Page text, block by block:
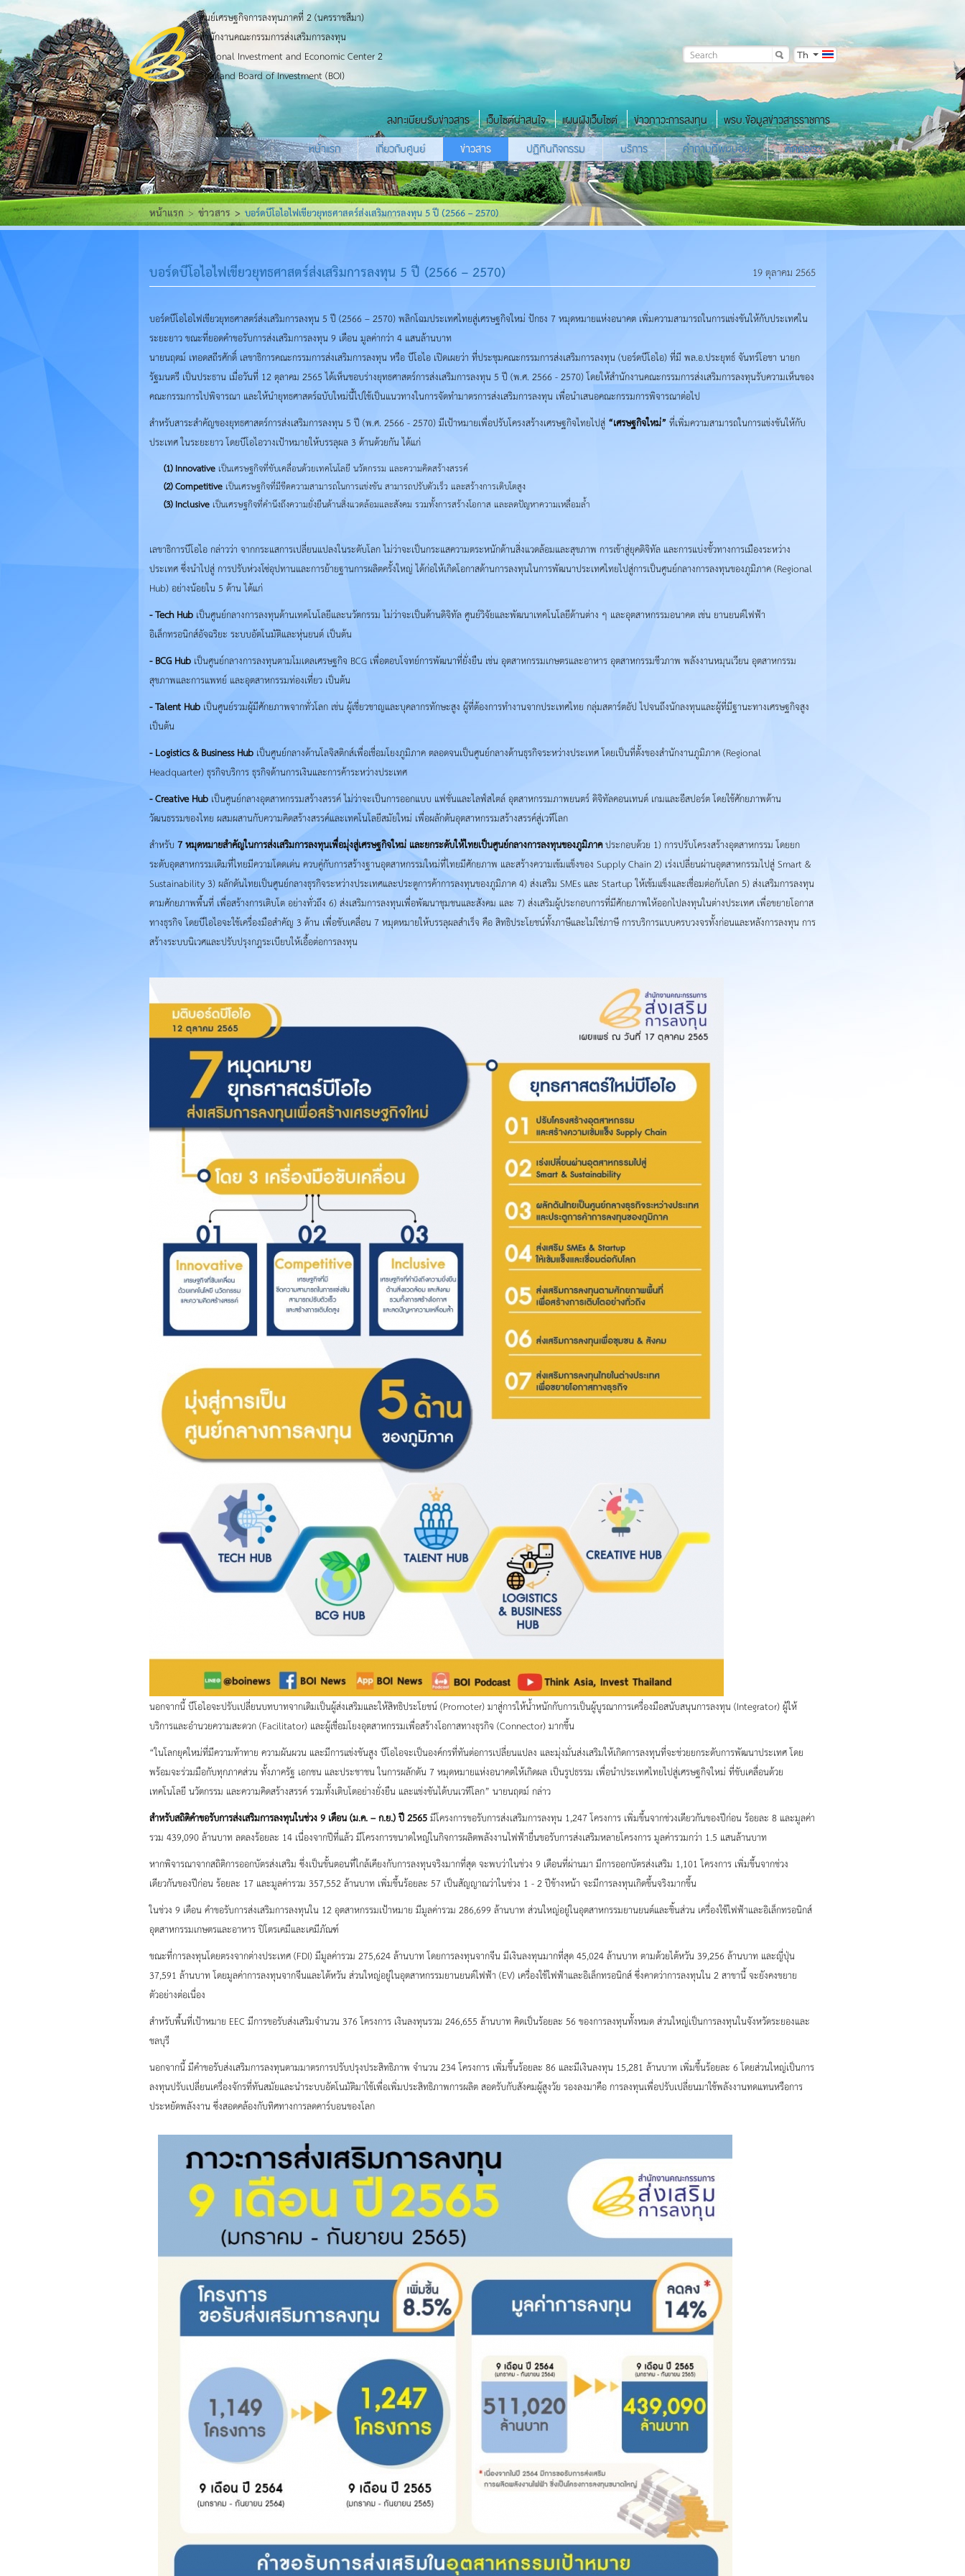
ศูนย์เศรษฐกิจการลงทุนภาคที่ 2 (นครราชสีมา)
สำนักงานคณะกรรมการส่งเสริมการลงทุน
Regional Investment and Economic Center 2
Thailand Board of Investment (BOI)
Th
ลงทะเบียนรับข่าวสาร เว็บไซต์น่าสนใจ แผนผังเว็บไซต์ ข่าวภาวะการลงทุน
พรบ.ข้อมูลข่าวสารราชการ
หน้าแรก
เกี่ยวกับศูนย์ ข่าวสาร ปฏิทินกิจกรรม บริการ คำถามที่พบบ่อย ติดต่อเรา
หน้าแรก ข่าวสาร บอร์ดบีโอไอไฟเขียวยุทธศาสตร์ส่งเสริมการลงทุน 5 ปี (2566 – 2570)
บอร์ดบีโอไอไฟเขียวยุทธศาสตร์ส่งเสริมการลงทุน 5 ปี (2566 – 2570) 19 ตุลาคม 2565
บอร์ดบีโอไอไฟเขียวยุทธศาสตร์ส่งเสริมการลงทุน 5 ปี (2566 – 2570) พลิกโฉมประเทศไทยสู่เศรษฐกิจใหม่ ปักธง 7 หมุดหมายแห่งอนาคต เพิ่มความสามารถในการแข่งขันให้กับประเทศใน
ระยะยาว ขณะที่ยอดคำขอรับการส่งเสริมการลงทุน 9 เดือน มูลค่ากว่า 4 แสนล้านบาท
นายนฤตม์ เทอดสถีรศักดิ์ เลขาธิการคณะกรรมการส่งเสริมการลงทุน หรือ บีโอไอ เปิดเผยว่า ที่ประชุมคณะกรรมการส่งเสริมการลงทุน (บอร์ดบีโอไอ) ที่มี พล.อ.ประยุทธ์ จันทร์โอชา นายก
รัฐมนตรี เป็นประธาน เมื่อวันที่ 12 ตุลาคม 2565 ได้เห็นชอบร่างยุทธศาสตร์การส่งเสริมการลงทุน 5 ปี (พ.ศ. 2566 - 2570) โดยให้สำนักงานคณะกรรมการส่งเสริมการลงทุนรับความเห็นของ
คณะกรรมการไปพิจารณา และให้นำยุทธศาสตร์ฉบับใหม่นี้ไปใช้เป็นแนวทางในการจัดทำมาตรการส่งเสริมการลงทุน เพื่อนำเสนอคณะกรรมการพิจารณาต่อไป
สำหรับสาระสำคัญของยุทธศาสตร์การส่งเสริมการลงทุน 5 ปี (พ.ศ. 2566 - 2570) มีเป้าหมายเพื่อปรับโครงสร้างเศรษฐกิจไทยไปสู่ “เศรษฐกิจใหม่”ที่เพิ่มความสามารถในการแข่งขันให้กับ
ประเทศ ในระยะยาว โดยบีโอไอวางเป้าหมายให้บรรลุผล 3 ด้านด้วยกัน ได้แก่
(1) Innovative เป็นเศรษฐกิจที่ขับเคลื่อนด้วยเทคโนโลยี นวัตกรรม และความคิดสร้างสรรค์
(2) Competitive เป็นเศรษฐกิจที่มีขีดความสามารถในการแข่งขัน สามารถปรับตัวเร็ว และสร้างการเติบโตสูง
(3) Inclusive เป็นเศรษฐกิจที่คำนึงถึงความยั่งยืนด้านสิ่งแวดล้อมและสังคม รวมทั้งการสร้างโอกาส และลดปัญหาความเหลื่อมล้ำ
เลขาธิการบีโอไอ กล่าวว่า จากกระแสการเปลี่ยนแปลงในระดับโลก ไม่ว่าจะเป็นกระแสความตระหนักด้านสิ่งแวดล้อมและสุขภาพ การเข้าสู่ยุคดิจิทัล และการแบ่งขั้วทางการเมืองระหว่าง
ประเทศ ซึ่งนำไปสู่ การปรับห่วงโซ่อุปทานและการย้ายฐานการผลิตครั้งใหญ่ ได้ก่อให้เกิดโอกาสด้านการลงทุนในการพัฒนาประเทศไทยไปสู่การเป็นศูนย์กลางการลงทุนของภูมิภาค (Regional
Hub) อย่างน้อยใน 5 ด้าน ได้แก่
- Tech Hub เป็นศูนย์กลางการลงทุนด้านเทคโนโลยีและนวัตกรรม ไม่ว่าจะเป็นด้านดิจิทัล ศูนย์วิจัยและพัฒนาเทคโนโลยีด้านต่าง ๆ และอุตสาหกรรมอนาคต เช่น ยานยนต์ไฟฟ้า
อิเล็กทรอนิกส์อัจฉริยะ ระบบอัตโนมัติและหุ่นยนต์ เป็นต้น
- BCG Hub เป็นศูนย์กลางการลงทุนตามโมเดลเศรษฐกิจ BCG เพื่อตอบโจทย์การพัฒนาที่ยั่งยืน เช่น อุตสาหกรรมเกษตรและอาหาร อุตสาหกรรมชีวภาพ พลังงานหมุนเวียน อุตสาหกรรม
สุขภาพและการแพทย์ และอุตสาหกรรมท่องเที่ยว เป็นต้น
- Talent Hub เป็นศูนย์รวมผู้มีศักยภาพจากทั่วโลก เช่น ผู้เชี่ยวชาญและบุคลากรทักษะสูง ผู้ที่ต้องการทำงานจากประเทศไทย กลุ่มสตาร์ตอัป ไปจนถึงนักลงทุนและผู้ที่มีฐานะทางเศรษฐกิจสูง
เป็นต้น
- Logistics & Business Hub เป็นศูนย์กลางด้านโลจิสติกส์เพื่อเชื่อมโยงภูมิภาค ตลอดจนเป็นศูนย์กลางด้านธุรกิจระหว่างประเทศ โดยเป็นที่ตั้งของสำนักงานภูมิภาค (Regional
Headquarter) ธุรกิจบริการ ธุรกิจด้านการเงินและการค้าระหว่างประเทศ
- Creative Hub เป็นศูนย์กลางอุตสาหกรรมสร้างสรรค์ ไม่ว่าจะเป็นการออกแบบ แฟชั่นและไลฟ์สไตล์ อุตสาหกรรมภาพยนตร์ ดิจิทัลคอนเทนต์ เกมและอีสปอร์ต โดยใช้ศักยภาพด้าน
วัฒนธรรมของไทย ผสมผสานกับความคิดสร้างสรรค์และเทคโนโลยีสมัยใหม่ เพื่อผลักดันอุตสาหกรรมสร้างสรรค์สู่เวทีโลก
สำหรับ 7 หมุดหมายสำคัญในการส่งเสริมการลงทุนเพื่อมุ่งสู่เศรษฐกิจใหม่ และยกระดับให้ไทยเป็นศูนย์กลางการลงทุนของภูมิภาคประกอบด้วย 1) การปรับโครงสร้างอุตสาหกรรม โดยยก
ระดับอุตสาหกรรมเดิมที่ไทยมีความโดดเด่น ควบคู่กับการสร้างฐานอุตสาหกรรมใหม่ที่ไทยมีศักยภาพ และสร้างความเข้มแข็งของ Supply Chain 2) เร่งเปลี่ยนผ่านอุตสาหกรรมไปสู่ Smart &
Sustainability 3) ผลักดันไทยเป็นศูนย์กลางธุรกิจระหว่างประเทศและประตูการค้าการลงทุนของภูมิภาค 4) ส่งเสริม SMEs และ Startup ให้เข้มแข็งและเชื่อมต่อกับโลก 5) ส่งเสริมการลงทุน
ตามศักยภาพพื้นที่ เพื่อสร้างการเติบโต อย่างทั่วถึง 6) ส่งเสริมการลงทุนเพื่อพัฒนาชุมชนและสังคม และ 7) ส่งเสริมผู้ประกอบการที่มีศักยภาพให้ออกไปลงทุนในต่างประเทศ เพื่อขยายโอกาส
ทางธุรกิจ โดยบีไอไอจะใช้เครื่องมือสำคัญ 3 ด้าน เพื่อขับเคลื่อน 7 หมุดหมายให้บรรลุผลสำเร็จ คือ สิทธิประโยชน์ทั้งภาษีและไม่ใช่ภาษี การบริการแบบครบวงจรทั้งก่อนและหลังการลงทุน การ
สร้างระบบนิเวศและปรับปรุงกฎระเบียบให้เอื้อต่อการลงทุน
นอกจากนี้ บีโอไอจะปรับเปลี่ยนบทบาทจากเดิมเป็นผู้ส่งเสริมและให้สิทธิประโยชน์ (Promoter) มาสู่การให้น้ำหนักกับการเป็นผู้บูรณาการเครื่องมือสนับสนุนการลงทุน (Integrator) ผู้ให้
บริการและอำนวยความสะดวก (Facilitator) และผู้เชื่อมโยงอุตสาหกรรมเพื่อสร้างโอกาสทางธุรกิจ (Connector) มากขึ้น
“ในโลกยุคใหม่ที่มีความท้าทาย ความผันผวน และมีการแข่งขันสูง บีโอไอจะเป็นองค์กรที่ทันต่อการเปลี่ยนแปลง และมุ่งมั่นส่งเสริมให้เกิดการลงทุนที่จะช่วยยกระดับการพัฒนาประเทศ โดย
พร้อมจะร่วมมือกับทุกภาคส่วน ทั้งภาครัฐ เอกชน และประชาชน ในการผลักดัน 7 หมุดหมายแห่งอนาคตให้เกิดผล เป็นรูปธรรม เพื่อนำประเทศไทยไปสู่เศรษฐกิจใหม่ ที่ขับเคลื่อนด้วย
เทคโนโลยี นวัตกรรม และความคิดสร้างสรรค์ รวมทั้งเติบโตอย่างยั่งยืน และแข่งขันได้บนเวทีโลก” นายนฤตม์ กล่าว
สำหรับสถิติคำขอรับการส่งเสริมการลงทุนในช่วง 9 เดือน (ม.ค. – ก.ย.) ปี 2565มีโครงการขอรับการส่งเสริมการลงทุน 1,247 โครงการ เพิ่มขึ้นจากช่วงเดียวกันของปีก่อน ร้อยละ 8 และมูลค่า
รวม 439,090 ล้านบาท ลดลงร้อยละ 14 เนื่องจากปีที่แล้ว มีโครงการขนาดใหญ่ในกิจการผลิตพลังงานไฟฟ้ายื่นขอรับการส่งเสริมหลายโครงการ มูลค่ารวมกว่า 1.5 แสนล้านบาท
หากพิจารณาจากสถิติการออกบัตรส่งเสริม ซึ่งเป็นขั้นตอนที่ใกล้เคียงกับการลงทุนจริงมากที่สุด จะพบว่าในช่วง 9 เดือนที่ผ่านมา มีการออกบัตรส่งเสริม 1,101 โครงการ เพิ่มขึ้นจากช่วง
เดียวกันของปีก่อน ร้อยละ 17 และมูลค่ารวม 357,552 ล้านบาท เพิ่มขึ้นร้อยละ 57 เป็นสัญญาณว่าในช่วง 1 - 2 ปีข้างหน้า จะมีการลงทุนเกิดขึ้นจริงมากขึ้น
ในช่วง 9 เดือน คำขอรับการส่งเสริมการลงทุนใน 12 อุตสาหกรรมเป้าหมาย มีมูลค่ารวม 286,699 ล้านบาท ส่วนใหญ่อยู่ในอุตสาหกรรมยานยนต์และชิ้นส่วน เครื่องใช้ไฟฟ้าและอิเล็กทรอนิกส์
อุตสาหกรรมเกษตรและอาหาร ปิโตรเคมีและเคมีภัณฑ์
ขณะที่การลงทุนโดยตรงจากต่างประเทศ (FDI) มีมูลค่ารวม 275,624 ล้านบาท โดยการลงทุนจากจีน มีเงินลงทุนมากที่สุด 45,024 ล้านบาท ตามด้วยไต้หวัน 39,256 ล้านบาท และญี่ปุ่น
37,591 ล้านบาท โดยมูลค่าการลงทุนจากจีนและไต้หวัน ส่วนใหญ่อยู่ในอุตสาหกรรมยานยนต์ไฟฟ้า (EV) เครื่องใช้ไฟฟ้าและอิเล็กทรอนิกส์ ซึ่งคาดว่าการลงทุนใน 2 สาขานี้ จะยังคงขยาย
ตัวอย่างต่อเนื่อง
สำหรับพื้นที่เป้าหมาย EEC มีการขอรับส่งเสริมจำนวน 376 โครงการ เงินลงทุนรวม 246,655 ล้านบาท คิดเป็นร้อยละ 56 ของการลงทุนทั้งหมด ส่วนใหญ่เป็นการลงทุนในจังหวัดระยองและ
ชลบุรี
นอกจากนี้ มีคำขอรับส่งเสริมการลงทุนตามมาตรการปรับปรุงประสิทธิภาพ จำนวน 234 โครงการ เพิ่มขึ้นร้อยละ 86 และมีเงินลงทุน 15,281 ล้านบาท เพิ่มขึ้นร้อยละ 6 โดยส่วนใหญ่เป็นการ
ลงทุนปรับเปลี่ยนเครื่องจักรที่ทันสมัยและนำระบบอัตโนมัติมาใช้เพื่อเพิ่มประสิทธิภาพการผลิต สอดรับกับสังคมผู้สูงวัย รองลงมาคือ การลงทุนเพื่อปรับเปลี่ยนมาใช้พลังงานทดแทนหรือการ
ประหยัดพลังงาน ซึ่งสอดคล้องกับทิศทางการลดคาร์บอนของโลก